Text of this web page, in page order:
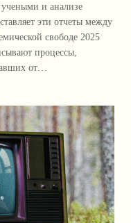
и анализе
эти отчеты между
свободе 2025
процессы,
от…